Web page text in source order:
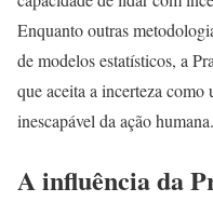
Enquanto outras
de modelos estatísticos, a
que aceita a incerteza
inescapável da ação humana.
A influência da